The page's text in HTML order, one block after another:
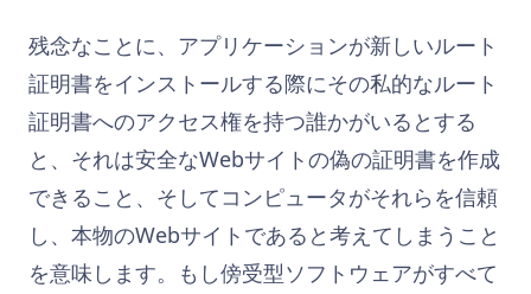
残念なことに、アプリケーションが新しいルート
証明書をインストールする際にその私的なルート
証明書へのアクセス権を持つ誰かがいるとする
と、それは安全なWebサイトの偽の証明書を作成
できること、そしてコンピュータがそれらを信頼
し、本物のWebサイトであると考えてしまうこと
を意味します。もし傍受型ソフトウェアがすべて